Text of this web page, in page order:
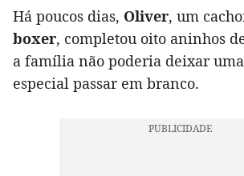
Há poucos dias, Oliver, um
boxer, completou oito aninhos
a família não poderia deixar
especial passar em branco.